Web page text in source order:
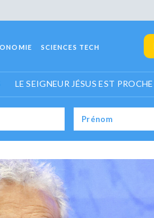
SCIENCES TECH
LE SEIGNEUR JÉSUS EST PROCHE